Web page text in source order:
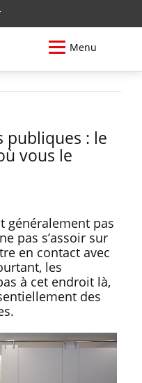
Menu
publiques : le
vous le
généralement pas
pas s’assoir sur
en contact avec
les
à cet endroit là,
des